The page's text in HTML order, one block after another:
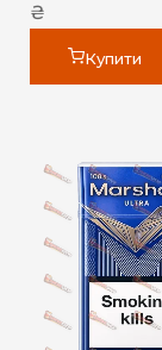
₴
Купити